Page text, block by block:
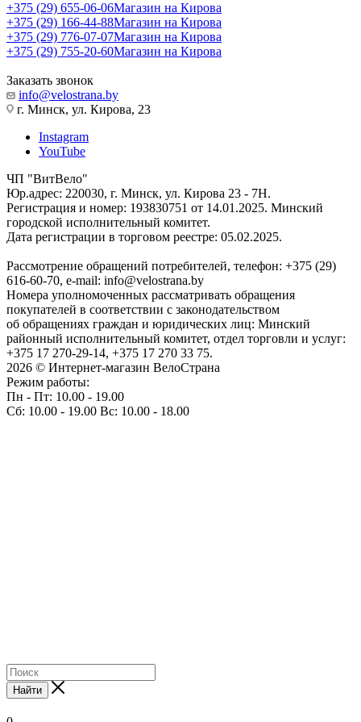
+375 (29) 655-06-06Магазин на Кирова
+375 (29) 166-44-88Магазин на Кирова
+375 (29) 776-07-07Магазин на Кирова
+375 (29) 755-20-60Магазин на Кирова
Заказать звонок
info@velostrana.by
г. Минск, ул. Кирова, 23
Instagram
YouTube
ЧП "ВитВело"
Юр.адрес: 220030, г. Минск, ул. Кирова 23 - 7Н.
Регистрация и номер: 193830751 от 14.01.2025. Минский
городской исполнительный комитет.
Дата регистрации в торговом реестре: 05.02.2025.
Рассмотрение обращений потребителей, телефон: +375 (29)
616-60-70, e-mail: info@velostrana.by
Номера уполномоченных рассматривать обращения
покупателей в соответствии с законодательством
об обращениях граждан и юридических лиц: Минский
районный исполнительный комитет, отдел торговли и услуг:
+375 17 270-29-14, +375 17 270 33 75.
2026 © Интернет-магазин ВелоСтрана
Режим работы:
Пн - Пт: 10.00 - 19.00
Сб: 10.00 - 19.00 Вс: 10.00 - 18.00
Найти